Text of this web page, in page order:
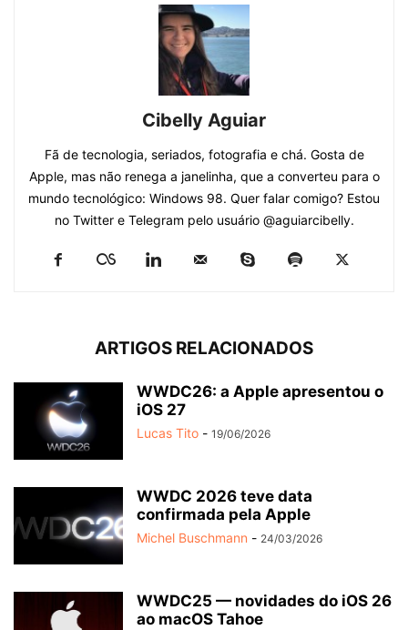
Cibelly Aguiar
Fã de tecnologia, seriados, fotografia e chá. Gosta de
Apple, mas não renega a janelinha, que a converteu para o
mundo tecnológico: Windows 98. Quer falar comigo? Estou
no Twitter e Telegram pelo usuário @aguiarcibelly.
ARTIGOS RELACIONADOS
WWDC26: a Apple apresentou o
iOS 27
Lucas Tito - 19/06/2026
WWDC 2026 teve data
confirmada pela Apple
Michel Buschmann - 24/03/2026
WWDC25 — novidades do iOS 26
ao macOS Tahoe